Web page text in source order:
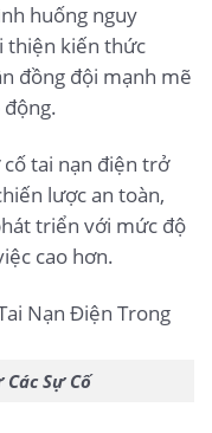
huống nguy
thiện kiến thức
đồng đội mạnh mẽ
cố tai nạn điện trở
lược an toàn,
triển với mức độ
cao hơn.
Sự Cố